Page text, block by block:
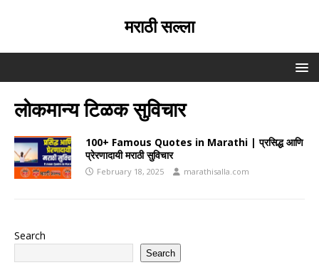
मराठी सल्ला
लोकमान्य टिळक सुविचार
100+ Famous Quotes in Marathi | प्रसिद्ध आणि
प्रेरणादायी मराठी सुविचार
February 18, 2025 marathisalla.com
Search
Search